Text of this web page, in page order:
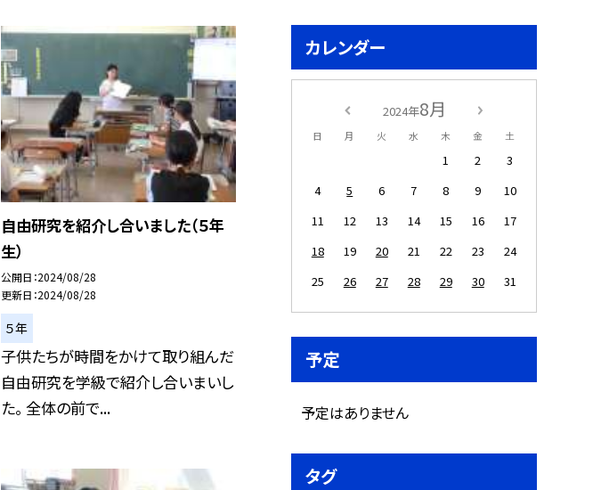
自由研究を紹介し合いました（５年
生）
公開日 2024/08/28
更新日 2024/08/28
５年
子供たちが時間をかけて取り組んだ
自由研究を学級で紹介し合いまいし
た。 全体の前で...
カレンダー
2024年8月
日 月 火 水 木 金 土
1 2
3
4
5 6 7 8 9
10
11
12 13 14 15 16
17
18
19 20 21 22 23
24
25
26 27 28 29 30 31
予定
予定はありません
タグ